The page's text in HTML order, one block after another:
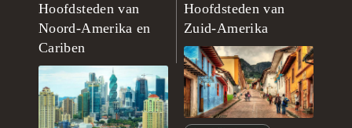
Hoofdsteden van
Noord-Amerika en
Cariben
Hoofdsteden van
Zuid-Amerika